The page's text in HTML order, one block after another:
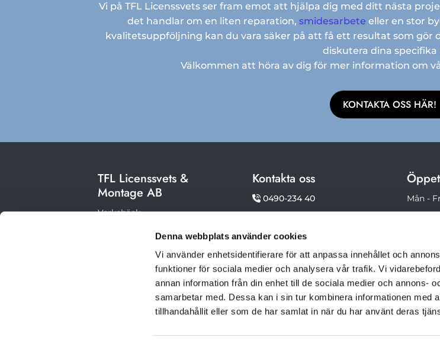
Denna webbplats använder cookies
Vi använder enhetsidentifierare för att anpassa innehållet och
funktioner för sociala medier och analysera vår trafik. Vi
annan information från din enhet till de sociala medier och annons-
samarbetar med. Dessa kan i sin tur kombinera informationen med
tillhandahållit eller som de har samlat in när du har använt deras
Vi på TFL Licenssvets ser fram emot att hjälpa dig med ditt nästa
det handlar om en liten reparation, smidesarbete eller en stor
kvalitetsuppföljning kan du vara säker på att få ett resultat som
diskutera dina specifika
Välkommen att höra av dig för mer information om
KONTAKTA OSS HÄR!
TFL Licenssvets &
Montage AB
Verkebäck
593 96 Västervik
Org.nr: 556744-4558
Kontakta oss
 0490-234 40
 Klicka här för skicka ett
meddelande
Mån -